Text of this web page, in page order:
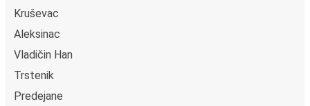
Kruševac
Aleksinac
Vladičin Han
Trstenik
Predejane